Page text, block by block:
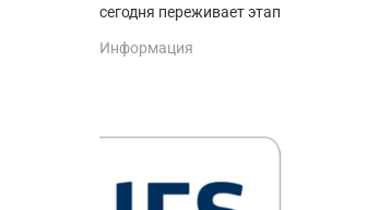
сегодня переживает этап
Информация